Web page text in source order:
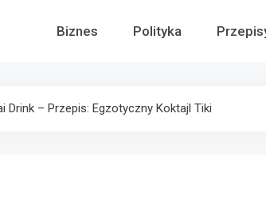
Biznes Polityka
Drink – Przepis: Egzotyczny Koktajl Tiki